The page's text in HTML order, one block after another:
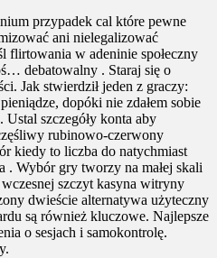
przypadek cal które pewne
ani nielegalizować
w adeninie społeczny
debatowalny . Staraj się o
Jak stwierdził jeden z graczy:
dopóki nie zdałem sobie
szczegóły konta aby
rubinowo-czerwony
kiedy to liczba do natychmiast
. Wybór gry tworzy na małej skali
szczyt kasyna witryny
dwieście alternatywa użyteczny
są również kluczowe. Najlepsze
o sesjach i samokontrolę.